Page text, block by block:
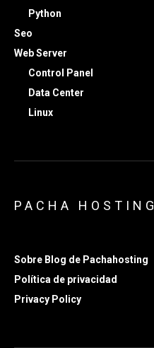
Python
Seo
Web Server
Control Panel
Data Center
Linux
PACHA HOSTING
Sobre Blog de Pachahosting
Política de privacidad
Privacy Policy